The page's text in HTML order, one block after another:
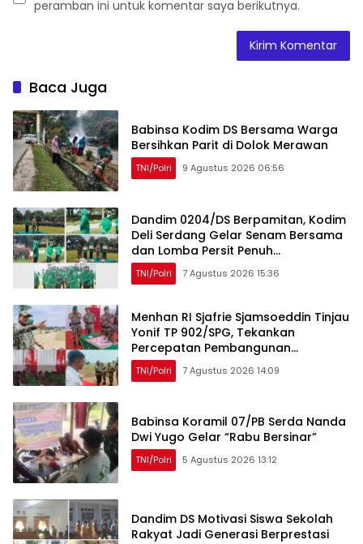
peramban ini untuk komentar saya berikutnya.
Baca Juga
Babinsa Kodim DS Bersama Warga
Bersihkan Parit di Dolok Merawan
TNI/Polri 9 Agustus 2026 06:56
Dandim 0204/DS Berpamitan, Kodim
Deli Serdang Gelar Senam Bersama
dan Lomba Persit Penuh
Kebersamaan
TNI/Polri 7 Agustus 2026 15:36
Menhan RI Sjafrie Sjamsoeddin Tinjau
Yonif TP 902/SPG, Tekankan
Percepatan Pembangunan
Pangkalan dan Pengabdian Prajurit
kepada Rakyat
TNI/Polri 7 Agustus 2026 14:09
Babinsa Koramil 07/PB Serda Nanda
Dwi Yugo Gelar “Rabu Bersinar”
TNI/Polri 5 Agustus 2026 13:12
Dandim DS Motivasi Siswa Sekolah
Rakyat Jadi Generasi Berprestasi